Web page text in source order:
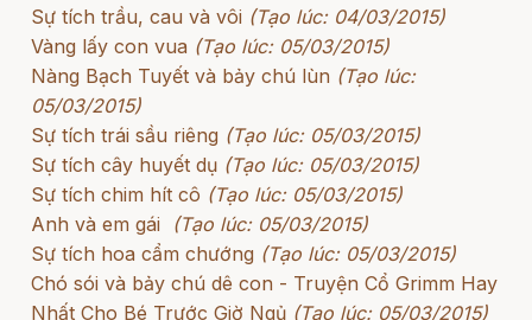
Sự tích trầu, cau và vôi (Tạo lúc: 04/03/2015)
Vàng lấy con vua (Tạo lúc: 05/03/2015)
Nàng Bạch Tuyết và bảy chú lùn (Tạo lúc:
05/03/2015)
Sự tích trái sầu riêng (Tạo lúc: 05/03/2015)
Sự tích cây huyết dụ (Tạo lúc: 05/03/2015)
Sự tích chim hít cô (Tạo lúc: 05/03/2015)
Anh và em gái
(Tạo lúc: 05/03/2015)
Sự tích hoa cẩm chướng (Tạo lúc: 05/03/2015)
Chó sói và bảy chú dê con - Truyện Cổ Grimm Hay
Nhất Cho Bé Trước Giờ Ngủ (Tạo lúc: 05/03/2015)